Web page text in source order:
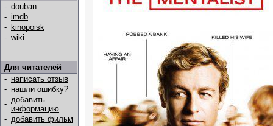
- douban
- imdb
- kinopoisk
- wiki
Для читателей
- написать отзыв
- нашли ошибку?
- добавить
информацию
- добавить фильм